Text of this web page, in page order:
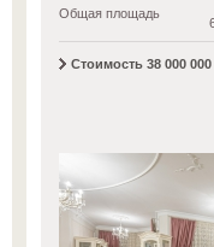
Общая площадь
Стоимость 38 000